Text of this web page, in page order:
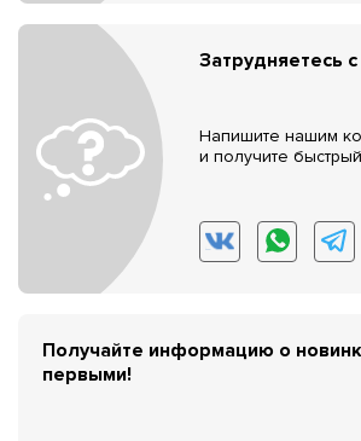
Затрудняетесь
Напишите нашим
и получите
Получайте информацию о
первыми!